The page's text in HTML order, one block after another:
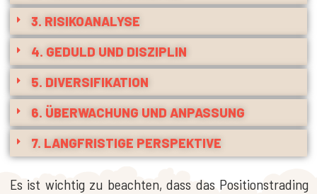
3. RISIKOANALYSE
4. GEDULD UND DISZIPLIN
5. DIVERSIFIKATION
6. ÜBERWACHUNG UND ANPASSUNG
7. LANGFRISTIGE PERSPEKTIVE
Es ist wichtig zu beachten, dass das Positionstrading